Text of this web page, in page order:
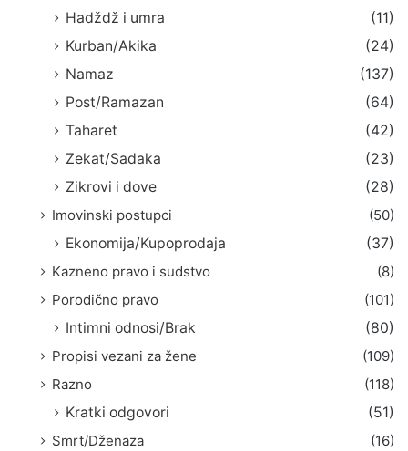
Hadždž i umra
(11)
Kurban/Akika
(24)
Namaz
(137)
Post/Ramazan
(64)
Taharet
(42)
Zekat/Sadaka
(23)
Zikrovi i dove
(28)
Imovinski postupci
(50)
Ekonomija/Kupoprodaja
(37)
Kazneno pravo i sudstvo
(8)
Porodično pravo
(101)
Intimni odnosi/Brak
(80)
Propisi vezani za žene
(109)
Razno
(118)
Kratki odgovori
(51)
Smrt/Dženaza
(16)